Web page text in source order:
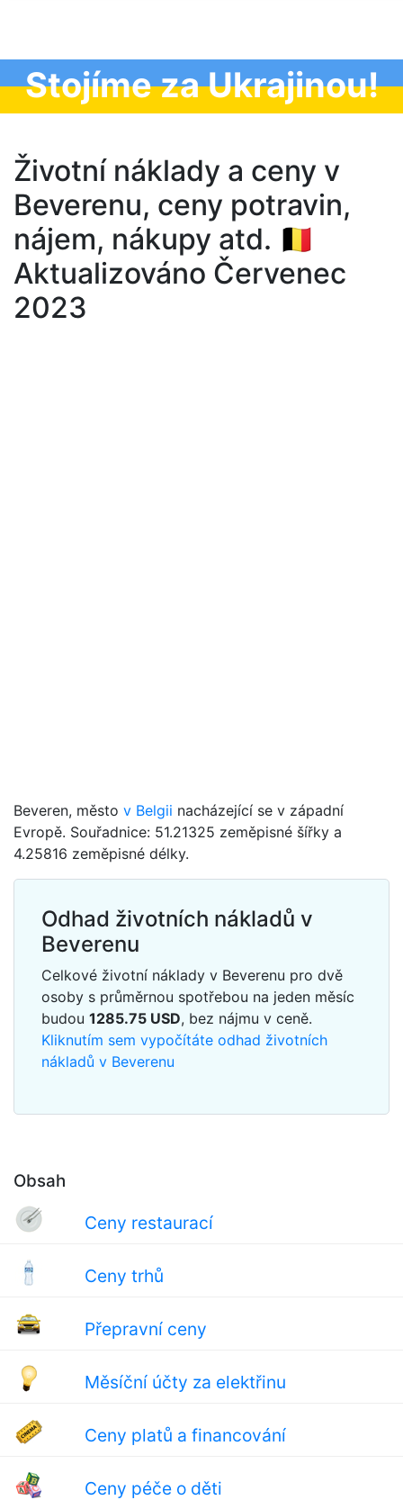
Stojíme za Ukrajinou!
Životní náklady a ceny v
Beverenu, ceny potravin,
nájem, nákupy atd. 🇧🇪
Aktualizováno Červenec
2023
Obsah
Ceny restaurací
Ceny trhů
Přepravní ceny
Měsíční účty za elektřinu
Ceny platů a financování
Ceny péče o děti
Beveren, město v Belgii nacházející se v západní
Evropě. Souřadnice: 51.21325 zeměpisné šířky a
4.25816 zeměpisné délky.
Odhad životních nákladů v
Beverenu
Celkové životní náklady v Beverenu pro dvě
osoby s průměrnou spotřebou na jeden měsíc
budou 1285.75 USD, bez nájmu v ceně.
Kliknutím sem vypočítáte odhad životních
nákladů v Beverenu